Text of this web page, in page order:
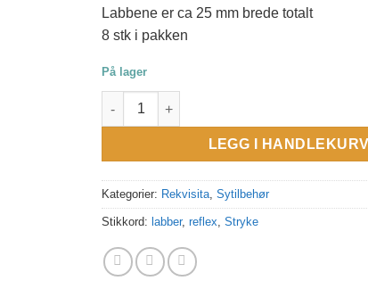
Labbene er ca 25 mm brede totalt
8 stk i pakken
På lager
Stryke reflex labber antall
LEGG I
Kategorier: Rekvisita Sytilbehør
Stikkord: labber, reflex Stryke